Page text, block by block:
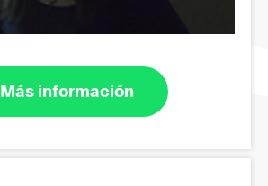
Más información